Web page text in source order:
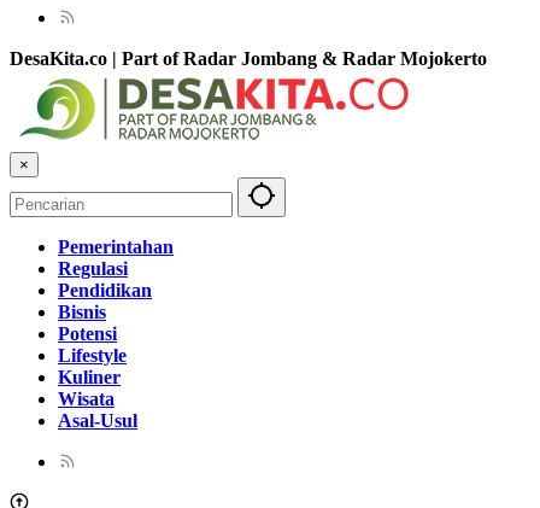
DesaKita.co | Part of Radar Jombang & Radar Mojokerto
×
Pemerintahan
Regulasi
Pendidikan
Bisnis
Potensi
Lifestyle
Kuliner
Wisata
Asal-Usul